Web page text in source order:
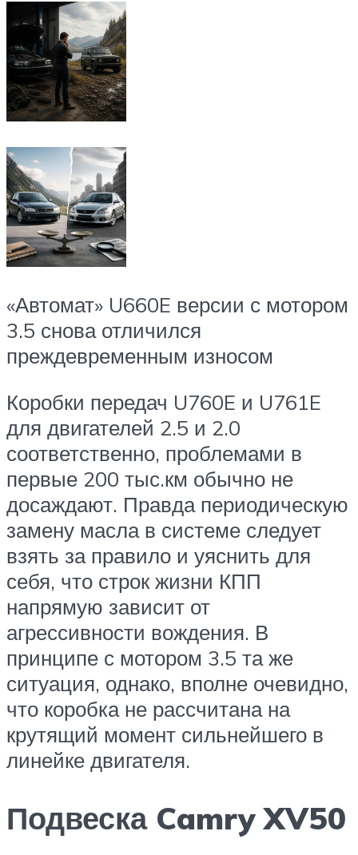
«Автомат» U660E версии с мотором
3.5 снова отличился
преждевременным износом
Коробки передач U760E и U761E
для двигателей 2.5 и 2.0
соответственно, проблемами в
первые 200 тыс.км обычно не
досаждают. Правда периодическую
замену масла в системе следует
взять за правило и уяснить для
себя, что строк жизни КПП
напрямую зависит от
агрессивности вождения. В
принципе с мотором 3.5 та же
ситуация, однако, вполне очевидно,
что коробка не рассчитана на
крутящий момент сильнейшего в
линейке двигателя.
Подвеска Camry XV50